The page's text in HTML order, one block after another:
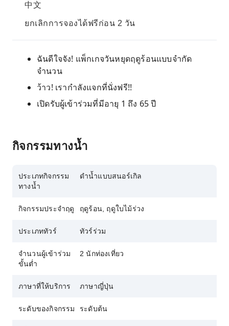
中文
ยกเลิกการจองได้ฟรีก่อน 2 วัน
ฉันดีใจจัง! แพ็กเกจวันหยุดฤดูร้อนแบบจำกัด
จำนวน
ว้าว! เรากำลังแจกที่นั่งฟรี!!
เปิดรับผู้เข้าร่วมที่มีอายุ 1 ถึง 65 ปี
กิจกรรมทางน้ำ
ประเภทกิจกรรม
ทางน้ำ
ดำน้ำแบบสนอร์เกิล
กิจกรรมประจำฤดู ฤดูร้อน, ฤดูใบไม้ร่วง
ประเภททัวร์ ทัวร์ร่วม
จำนวนผู้เข้าร่วม
ขั้นต่ำ
2 นักท่องเที่ยว
ภาษาที่ให้บริการ ภาษาญี่ปุ่น
ระดับของกิจกรรม ระดับต้น